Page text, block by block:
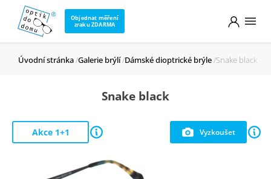
Objednat měření
zraku ZDARMA
Úvodní stránka Galerie brýlí Dámské dioptrické brýle Snake black
Snake black
Vyzkoušet
Akce 1+1